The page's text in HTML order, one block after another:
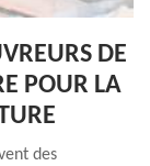
DE
POUR LA
des